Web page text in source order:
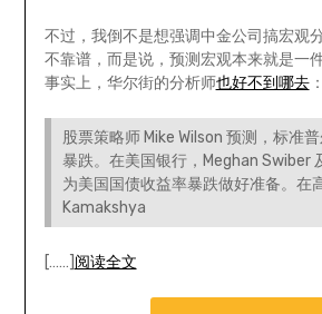
不过，我倒不是想强调中金公司搞宏观
不靠谱，而是说，预测宏观本来就是一
事实上，华尔街的分析师也好不到哪去：
股票策略师 Mike Wilson 预测，标准
暴跌。在美国银行，Meghan Swiber
为美国国债收益率暴跌做好准备。在
Kamakshya
[……] 阅读全文